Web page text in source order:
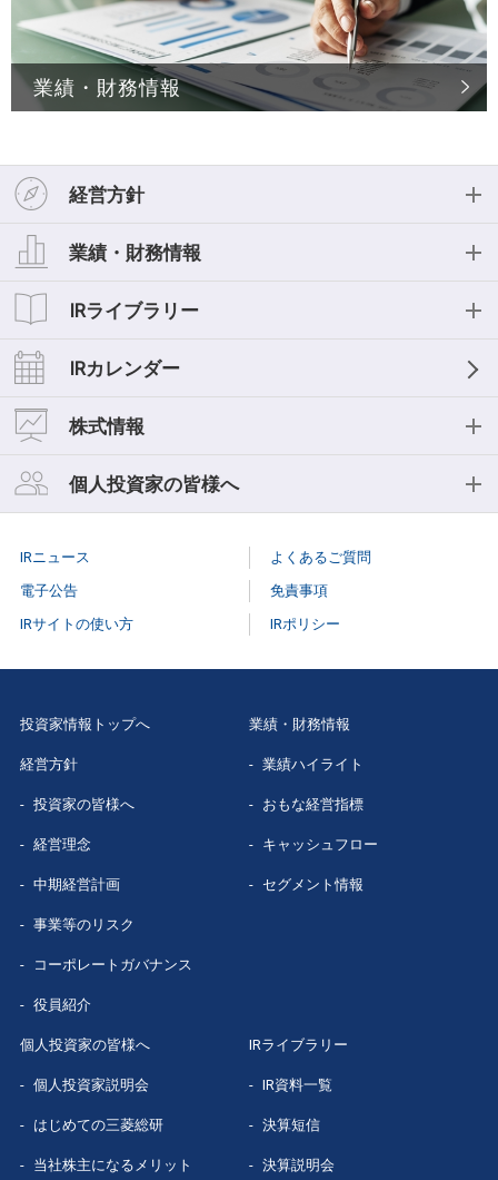
経営方針
経営方針
投資家の皆様へ
中期経営計画
事業等のリスク
役員紹介
業績・財務情報
業績・財務情報
業績ハイライト
キャッシュフロー
セグメント情報
IRライブラリー
IRライブラリー
IR資料一覧
決算説明会
スモールミーティング/事業説明会
有価証券報告書
株主様向け報告書
三菱総研グループレポート
スポンサードリサーチレポート
IRカレンダー
株式情報
株式情報
株主総会
株式事務手続き
株価情報（Yahoo!ファイナンス）
個人投資家の皆様へ
個人投資家説明会
特色と強み
グループ企業
数字で見る
IRニュース
よくあるご質問
電子公告
免責事項
IRサイトの使い方
IRポリシー
業績・財務情報
投資家情報トップへ
経営方針
投資家の皆様へ
経営理念
中期経営計画
事業等のリスク
コーポレートガバナンス
役員紹介
業績・財務情報
業績ハイライト
おもな経営指標
キャッシュフロー
セグメント情報
個人投資家の皆様へ
個人投資家説明会
はじめての三菱総研
当社株主になる メリット
IRライブラリー
IR資料一覧
決算短信
決算説明会